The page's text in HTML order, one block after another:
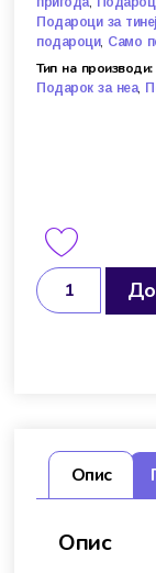
Подароци за
подароци, Само
Тип на производи:
Подарок за неа,
Опис
Опис